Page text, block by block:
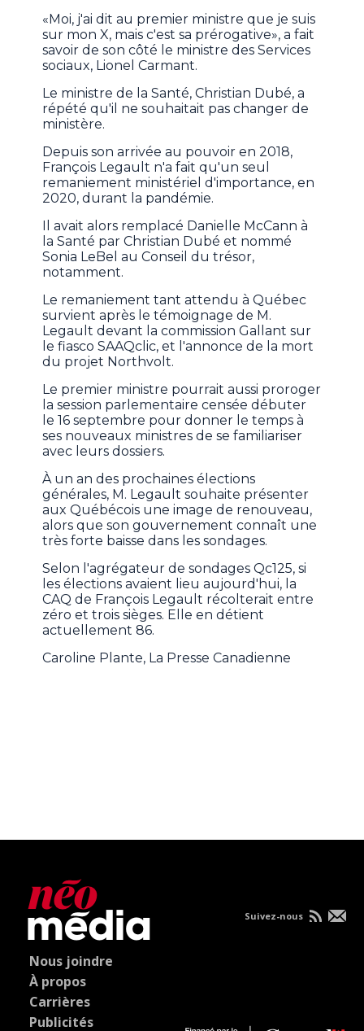
«Moi, j'ai dit au premier ministre que je suis
sur mon X, mais c'est sa prérogative», a fait
savoir de son côté le ministre des Services
sociaux, Lionel Carmant.
Le ministre de la Santé, Christian Dubé, a
répété qu'il ne souhaitait pas changer de
ministère.
Depuis son arrivée au pouvoir en 2018,
François Legault n'a fait qu'un seul
remaniement ministériel d'importance, en
2020, durant la pandémie.
Il avait alors remplacé Danielle McCann à
la Santé par Christian Dubé et nommé
Sonia LeBel au Conseil du trésor,
notamment.
Le remaniement tant attendu à Québec
survient après le témoignage de M.
Legault devant la commission Gallant sur
le fiasco SAAQclic, et l'annonce de la mort
du projet Northvolt.
Le premier ministre pourrait aussi proroger
la session parlementaire censée débuter
le 16 septembre pour donner le temps à
ses nouveaux ministres de se familiariser
avec leurs dossiers.
À un an des prochaines élections
générales, M. Legault souhaite présenter
aux Québécois une image de renouveau,
alors que son gouvernement connaît une
très forte baisse dans les sondages.
Selon l'agrégateur de sondages Qc125, si
les élections avaient lieu aujourd'hui, la
CAQ de François Legault récolterait entre
zéro et trois sièges. Elle en détient
actuellement 86.
Caroline Plante, La Presse Canadienne
Nous joindre
À propos
Carrières
Publicités
Suivez-nous